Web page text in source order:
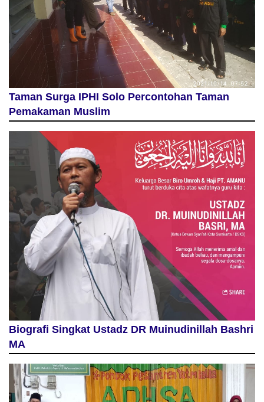
Taman Surga IPHI Solo Percontohan Taman
Pemakaman Muslim
Biografi Singkat Ustadz DR Muinudinillah Bashri
MA